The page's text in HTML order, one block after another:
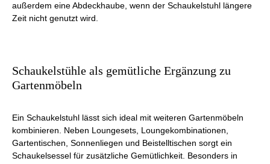
außerdem eine Abdeckhaube, wenn der Schaukelstuhl längere
Zeit nicht genutzt wird.
Schaukelstühle als gemütliche Ergänzung zu
Gartenmöbeln
Ein Schaukelstuhl lässt sich ideal mit weiteren Gartenmöbeln
kombinieren. Neben Loungesets, Loungekombinationen,
Gartentischen, Sonnenliegen und Beistelltischen sorgt ein
Schaukelsessel für zusätzliche Gemütlichkeit. Besonders in